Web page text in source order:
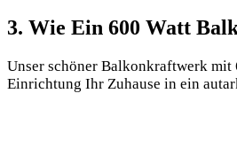
3. Wie Ein 600 Watt
Unser schöner Balkonkraftwerk mit
Einrichtung Ihr Zuhause in ein